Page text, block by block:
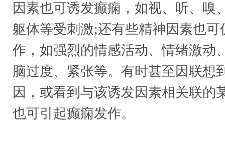
因素也可诱发癫痫，如视、听、嗅
躯体等受刺激;还有些精神因素也可
作，如强烈的情感活动、情绪激动
脑过度、紧张等。有时甚至因联想
因，或看到与该诱发因素相关联的
也可引起癫痫发作。